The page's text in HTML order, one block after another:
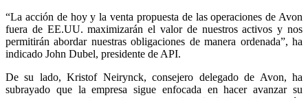
“La acción de hoy y la venta propuesta de las operaciones de Avon
fuera de EE.UU. maximizarán el valor de nuestros activos y nos
permitirán abordar nuestras obligaciones de manera ordenada”, ha
indicado John Dubel, presidente de API.
De su lado, Kristof Neirynck, consejero delegado de Avon, ha
subrayado que la empresa sigue enfocada en hacer avanzar su